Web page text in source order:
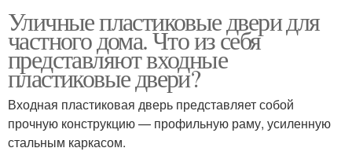
Уличные пластиковые двери для
частного дома. Что из себя
представляют входные
пластиковые двери?
Входная пластиковая дверь представляет собой
прочную конструкцию — профильную раму, усиленную
стальным каркасом.